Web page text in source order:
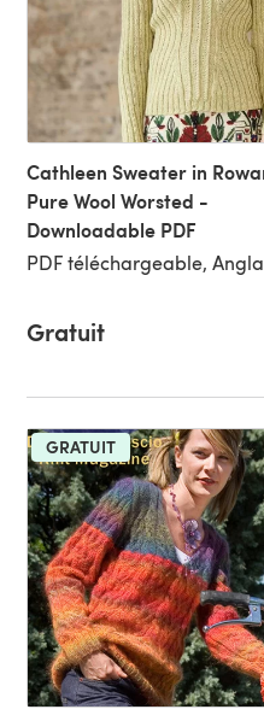
Cathleen Sweater in
Pure Wool Worsted -
Downloadable PDF
PDF téléchargeable,
Gratuit
GRATUIT